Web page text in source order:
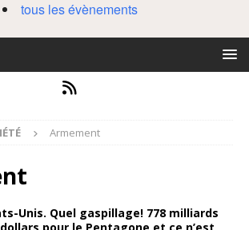
tous les évènements
Armement
Unis. Quel gaspillage! 778 milliards